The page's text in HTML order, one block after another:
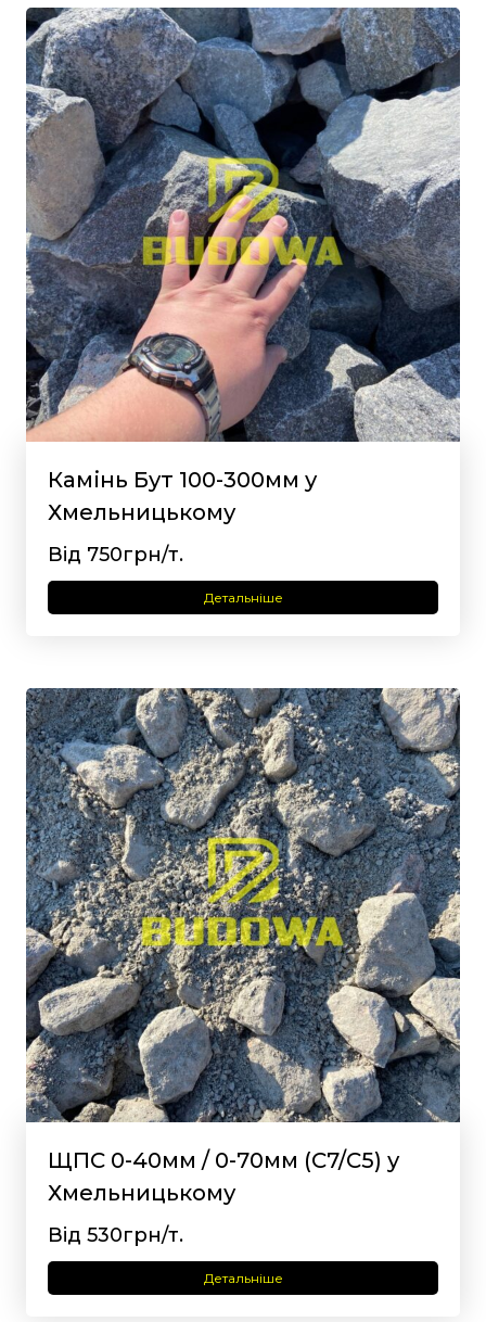
Камінь Бут 100-300мм у
Хмельницькому
Від 750грн/т.
Детальніше
ЩПС 0-40мм / 0-70мм (С7/С5) у
Хмельницькому
Від 530грн/т.
Детальніше